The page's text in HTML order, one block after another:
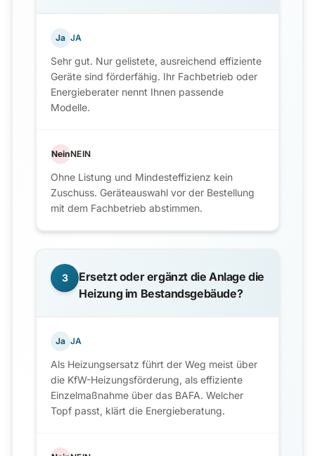
Ja JA
Sehr gut. Nur gelistete, ausreichend effiziente
Geräte sind förderfähig. Ihr Fachbetrieb oder
Energieberater nennt Ihnen passende
Modelle.
NeinNEIN
Ohne Listung und Mindesteffizienz kein
Zuschuss. Geräteauswahl vor der Bestellung
mit dem Fachbetrieb abstimmen.
3
Ersetzt oder ergänzt die Anlage die
Heizung im Bestandsgebäude?
Ja JA
Als Heizungsersatz führt der Weg meist über
die KfW-Heizungsförderung, als effiziente
Einzelmaßnahme über das BAFA. Welcher
Topf passt, klärt die Energieberatung.